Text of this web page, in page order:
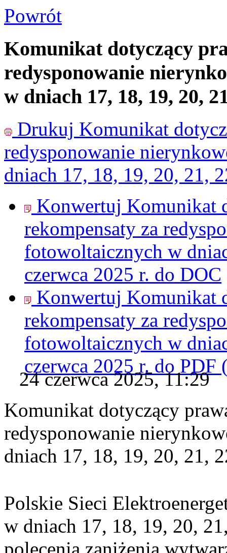
Powrót
Komunikat dotyczący
redysponowanie
w dniach 17, 18, 19, 20,
Drukuj Komunikat
redysponowanie
dniach 17, 18, 19, 20, 21,
Konwertuj Komunikat
rekompensaty za
fotowoltaicznych w
czerwca 2025 r. do DOC
Konwertuj Komunikat
rekompensaty za
fotowoltaicznych w
czerwca 2025 r. do PDF
24 czerwca 2025, 11:29
Komunikat dotyczący
redysponowanie
dniach 17, 18, 19, 20, 21,
Polskie Sieci
w dniach 17, 18, 19, 20,